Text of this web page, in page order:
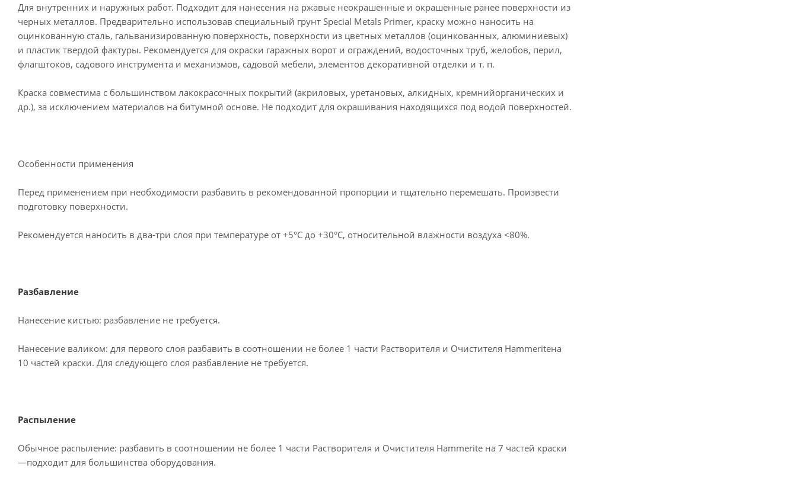
Для внутренних и наружных работ. Подходит для нанесения на ржавые неокрашенные и окрашенные ранее поверхности из
черных металлов. Предварительно использовав специальный грунт Special Metals Primer, краску можно наносить на
оцинкованную сталь, гальванизированную поверхность, поверхности из цветных металлов (оцинкованных, алюминиевых)
и пластик твердой фактуры. Рекомендуется для окраски гаражных ворот и ограждений, водосточных труб, желобов, перил,
флагштоков, садового инструмента и механизмов, садовой мебели, элементов декоративной отделки и т. п.
Краска совместима с большинством лакокрасочных покрытий (акриловых, уретановых, алкидных, кремнийорганических и
др.), за исключением материалов на битумной основе. Не подходит для окрашивания находящихся под водой поверхностей.
Особенности применения
Перед применением при необходимости разбавить в рекомендованной пропорции и тщательно перемешать. Произвести
подготовку поверхности.
Рекомендуется наносить в два-три слоя при температуре от +5°С до +30°С, относительной влажности воздуха <80%.
Разбавление
Нанесение кистью: разбавление не требуется.
Нанесение валиком: для первого слоя разбавить в соотношении не более 1 части Растворителя и Очистителя Hammeriteна
10 частей краски. Для следующего слоя разбавление не требуется.
Распыление
Обычное распыление: разбавить в соотношении не более 1 части Растворителя и Очистителя Hammerite на 7 частей краски
—подходит для большинства оборудования.